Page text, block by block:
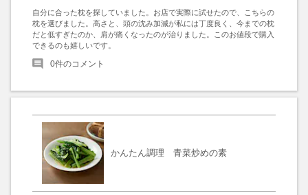
自分に合った枕を探していました。お店で実際に試せたので、こちらの
枕を選びました。高さと、頭の沈み加減が私には丁度良く、今までの枕
だと低すぎたのか、肩が痛くなったのが治りました。このお値段で購入
できるのも嬉しいです。
0件のコメント
かんたん調理 青菜炒めの素